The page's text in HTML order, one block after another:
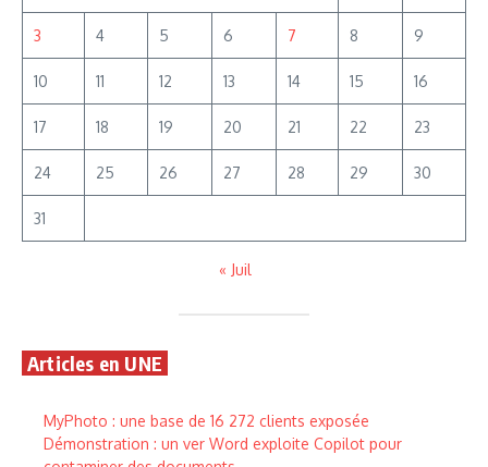
3 4 5 6 7 8 9
10 11 12 13 14 15 16
17 18 19 20 21 22 23
24 25 26 27 28 29 30
31
« Juil
Articles en UNE
MyPhoto : une base de 16 272 clients exposée
Démonstration : un ver Word exploite Copilot pour